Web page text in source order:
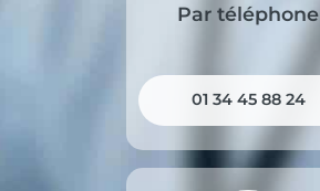
Par téléphone
01 34 45 88 24